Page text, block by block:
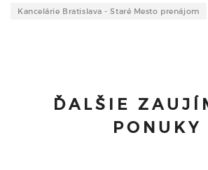
Kancelárie Bratislava - Staré Mesto prenájom
ĎALŠIE
PONUKY